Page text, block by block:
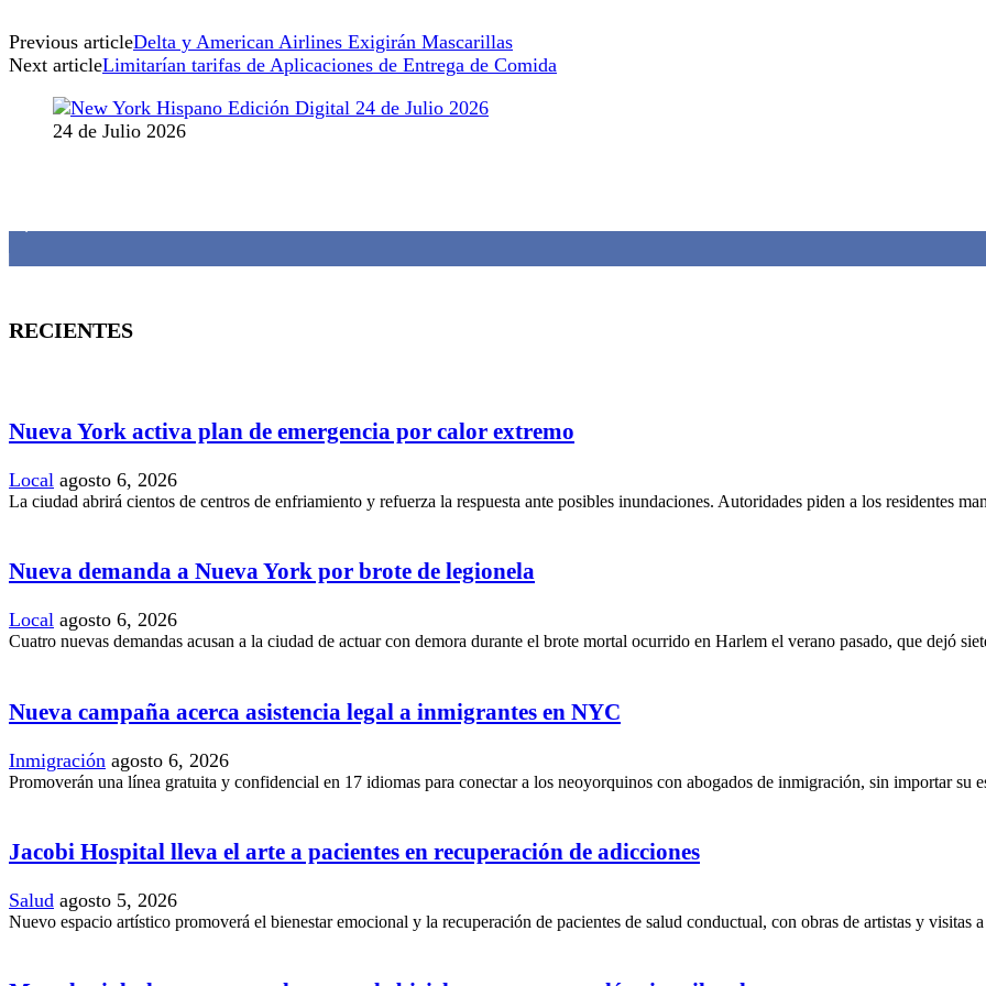
Previous articleDelta y American Airlines Exigirán Mascarillas
Next articleLimitarían tarifas de Aplicaciones de Entrega de Comida
24 de Julio 2026
RECIENTES
Nueva York activa plan de emergencia por calor extremo
Local agosto 6, 2026
La ciudad abrirá cientos de centros de enfriamiento y refuerza la respuesta ante posibles inundaciones. Autoridades piden a los residentes
Nueva demanda a Nueva York por brote de legionela
Local agosto 6, 2026
Cuatro nuevas demandas acusan a la ciudad de actuar con demora durante el brote mortal ocurrido en Harlem el verano pasado, que dejó
Nueva campaña acerca asistencia legal a inmigrantes en NYC
Inmigración agosto 6, 2026
Promoverán una línea gratuita y confidencial en 17 idiomas para conectar a los neoyorquinos con abogados de inmigración, sin importar su
Jacobi Hospital lleva el arte a pacientes en recuperación de adicciones
Salud agosto 5, 2026
Nuevo espacio artístico promoverá el bienestar emocional y la recuperación de pacientes de salud conductual, con obras de artistas y visitas